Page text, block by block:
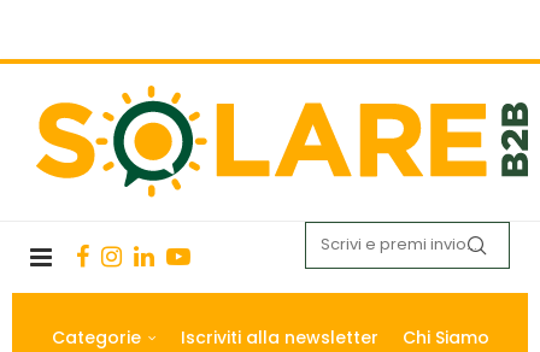
Categorie Iscriviti alla newsletter Chi Siamo